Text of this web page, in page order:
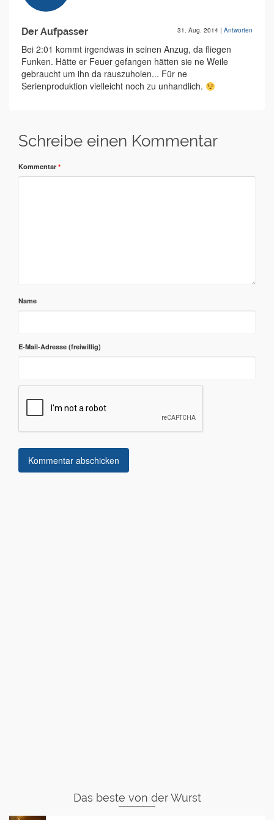
Der Aufpasser 31. Aug. 2014 | Antworten
Bei 2:01 kommt irgendwas in seinen Anzug, da fliegen
Funken. Hätte er Feuer gefangen hätten sie ne Weile
gebraucht um ihn da rauszuholen... Für ne
Serienproduktion vielleicht noch zu unhandlich.
Schreibe einen Kommentar
Kommentar *
Name
E-Mail-Adresse
Das beste von der Wurst